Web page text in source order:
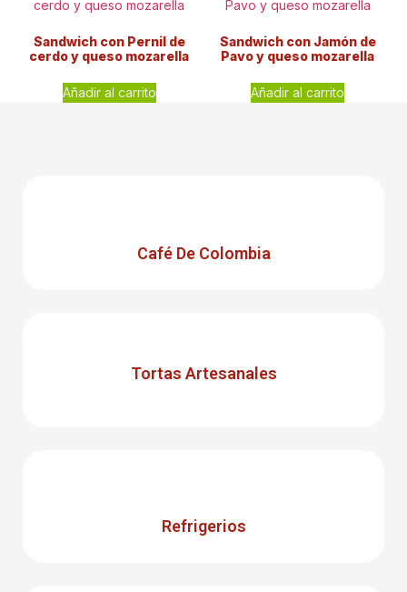
Sandwich con Pernil de
cerdo y queso mozarella
Añadir al carrito
Sandwich con Jamón de
Pavo y queso mozarella
Añadir al carrito
Café De Colombia
Tortas Artesanales
Refrigerios